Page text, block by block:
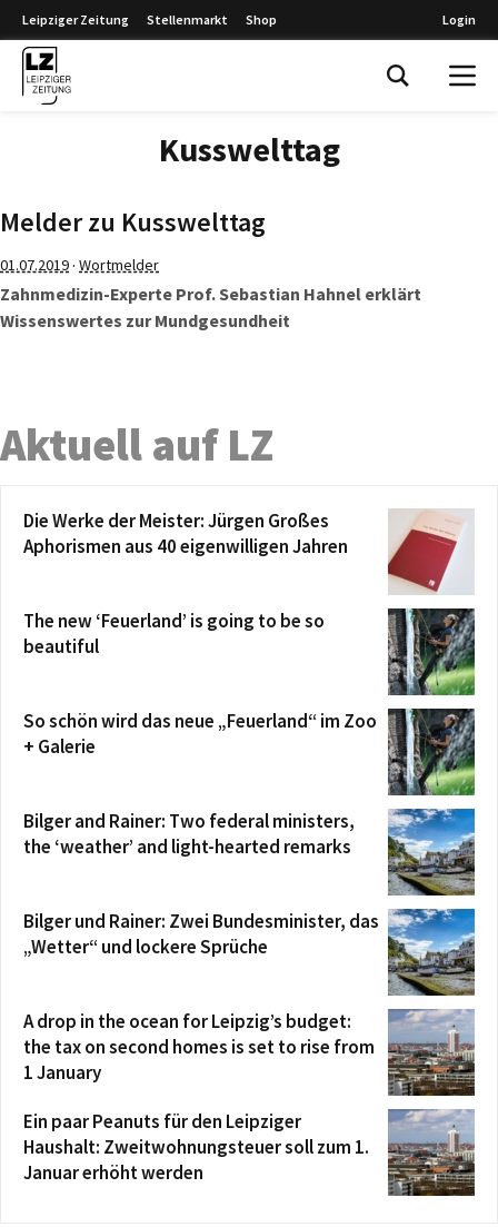
Leipziger Zeitung Stellenmarkt Shop Login
Kusswelttag
Melder zu Kusswelttag
01.07.2019· Wortmelder
Zahnmedizin-Experte Prof. Sebastian Hahnel erklärt
Wissenswertes zur Mundgesundheit
Aktuell auf LZ
Die Werke der Meister: Jürgen Großes
Aphorismen aus 40 eigenwilligen Jahren
The new ‘Feuerland’ is going to be so
beautiful
So schön wird das neue „Feuerland“ im Zoo
+ Galerie
Bilger and Rainer: Two federal ministers,
the ‘weather’ and light-hearted remarks
Bilger und Rainer: Zwei Bundesminister, das
„Wetter“ und lockere Sprüche
A drop in the ocean for Leipzig’s budget:
the tax on second homes is set to rise from
1 January
Ein paar Peanuts für den Leipziger
Haushalt: Zweitwohnungsteuer soll zum 1.
Januar erhöht werden